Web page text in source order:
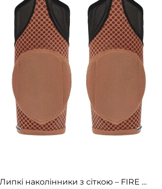
Липкі наколінники з сіткою – FIRE TOUCH – Карамель